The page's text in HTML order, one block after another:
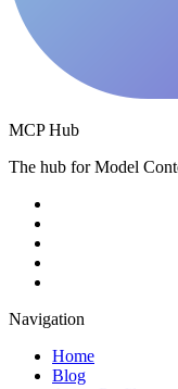
MCP Hub
The hub for Model
Navigation
Home
Blog